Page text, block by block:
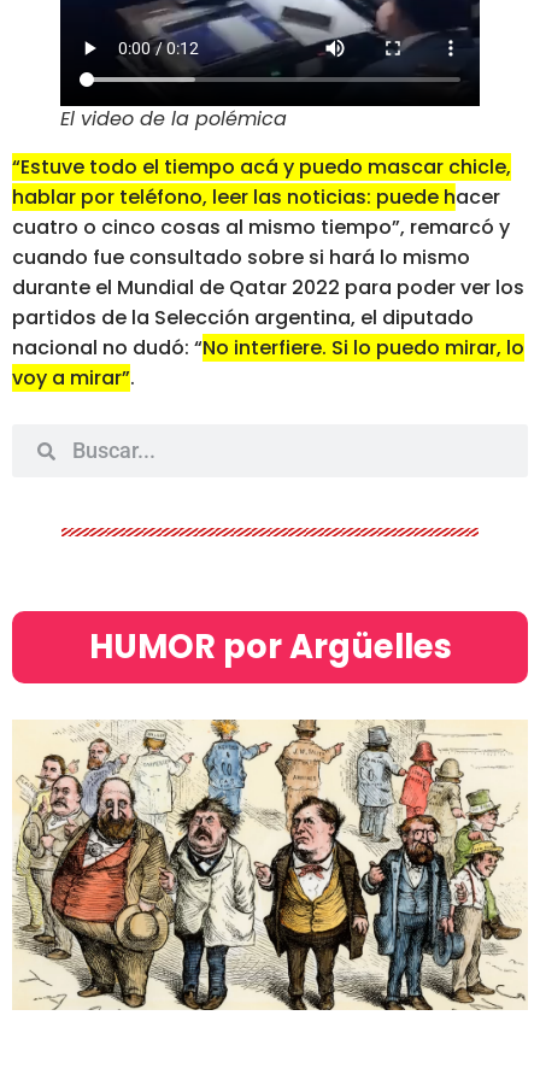
El video de la polémica
“Estuve todo el tiempo acá y puedo mascar chicle,
hablar por teléfono, leer las noticias: puede hacer
cuatro o cinco cosas al mismo tiempo”, remarcó y
cuando fue consultado sobre si hará lo mismo
durante el Mundial de Qatar 2022 para poder ver los
partidos de la Selección argentina, el diputado
nacional no dudó: “No interfiere. Si lo puedo mirar, lo
voy a mirar”.
HUMOR por Argüelles​